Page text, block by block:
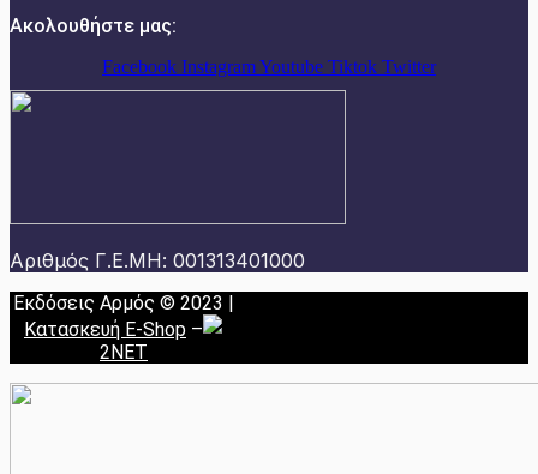
Ακολουθήστε μας:
Facebook InstagramYoutube Tiktok Twitter
Αριθμός Γ.Ε.ΜΗ: 001313401000
Εκδόσεις Αρμός © 2023 |
Κατασκευή E-Shop –
2NET